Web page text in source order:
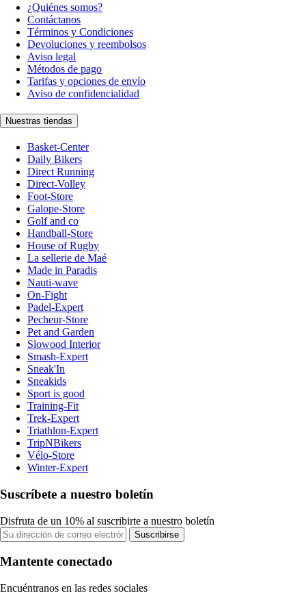
¿Quiénes somos?
Contáctanos
Términos y Condiciones
Devoluciones y reembolsos
Aviso legal
Métodos de pago
Tarifas y opciones de envío
Aviso de confidencialidad
Nuestras tiendas
Basket-Center
Daily Bikers
Direct Running
Direct-Volley
Foot-Store
Galope-Store
Golf and co
Handball-Store
House of Rugby
La sellerie de Maé
Made in Paradis
Nauti-wave
On-Fight
Padel-Expert
Pecheur-Store
Pet and Garden
Slowood Interior
Smash-Expert
Sneak'In
Sneakids
Sport is good
Training-Fit
Trek-Expert
Triathlon-Expert
TripNBikers
Vélo-Store
Winter-Expert
Suscríbete a nuestro boletín
Disfruta de un 10% al suscribirte a nuestro boletín
Suscribirse
Mantente conectado
Encuéntranos en las redes sociales